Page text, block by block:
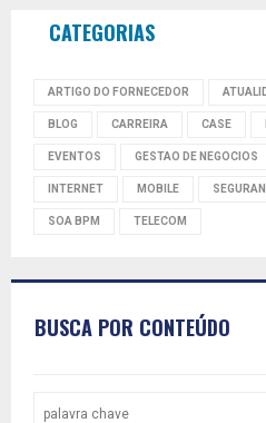
CATEGORIAS
ARTIGO DO FORNECEDOR
BLOG CARREIRA CASE
EVENTOS GESTAO DE NEGOCIOS
INTERNET MOBILE
SOA BPM TELECOM
BUSCA POR CONTEÚDO